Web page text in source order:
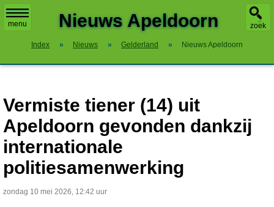
menu zoek
Nieuws Apeldoorn
Index » Nieuws » Gelderland » Nieuws Apeldoorn
Vermiste tiener (14) uit
Apeldoorn gevonden dankzij
internationale
politiesamenwerking
zondag 10 mei 2026, 12:42 uur